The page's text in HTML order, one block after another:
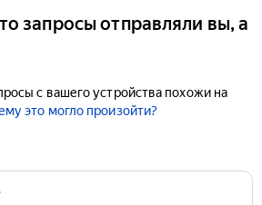
запросы отправляли вы, а
с вашего устройства похожи на
это могло произойти?